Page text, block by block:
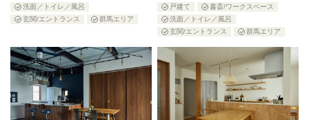
洗面／トイレ／風呂
玄関/エントランス
群馬エリア
戸建て
書斎/ワークスペース
洗面／トイレ／風呂
玄関/エントランス
群馬エリア